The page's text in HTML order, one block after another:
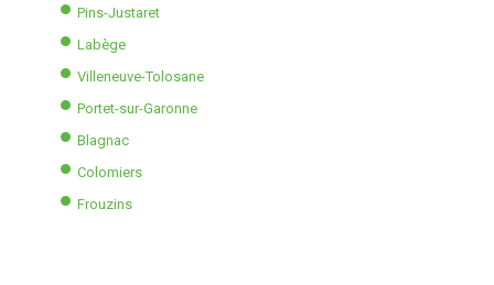
Pins-Justaret
Labège
Villeneuve-Tolosane
Portet-sur-Garonne
Blagnac
Colomiers
Frouzins